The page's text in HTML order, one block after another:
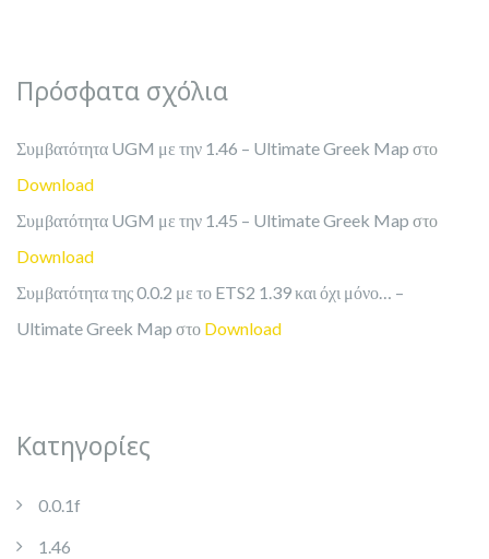
Πρόσφατα σχόλια
Συμβατότητα UGM με την 1.46 – Ultimate Greek Map στο
Download
Συμβατότητα UGM με την 1.45 – Ultimate Greek Map στο
Download
Συμβατότητα της 0.0.2 με το ETS2 1.39 και όχι μόνο… –
Ultimate Greek Map στο Download
Kατηγορίες
0.0.1f
1.46